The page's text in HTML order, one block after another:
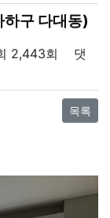
구 다대동)
2,443회
댓
목록